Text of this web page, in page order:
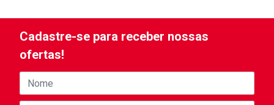
Cadastre-se para receber nossas
ofertas!